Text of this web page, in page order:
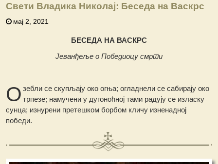
Свети Владика Николај: Беседа на Васкрс
мај 2, 2021
БЕСЕДА НА ВАСКРС
Јеванђеље о Победиоцу смрти
О зебли се скупљају око огња; огладнели се сабирају око
трпезе; намучени у дугоноћној тами радују се изласку
сунца; изнурени претешком борбом кличу изненадној
победи.